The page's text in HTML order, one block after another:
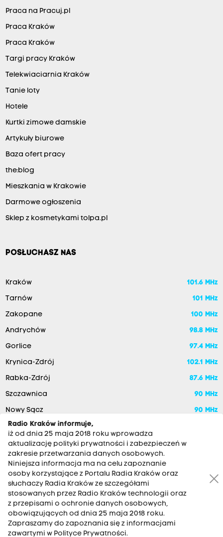
Praca na Pracuj.pl
Praca Kraków
Praca Kraków
Targi pracy Kraków
Telekwiaciarnia Kraków
Tanie loty
Hotele
Kurtki zimowe damskie
Artykuły biurowe
Baza ofert pracy
the:blog
Mieszkania w Krakowie
Darmowe ogłoszenia
Sklep z kosmetykami tolpa.pl
POSŁUCHASZ NAS
Kraków 101.6 MHz
Tarnów 101 MHz
Zakopane 100 MHz
Andrychów 98.8 MHz
Gorlice 97.4 MHz
Krynica-Zdrój 102.1 MHz
Rabka-Zdrój 87.6 MHz
Szczawnica 90 MHz
Nowy Sącz 90 MHz
RADIO KRAKÓW SA. Aleja Juliusza Słowackiego 22, 30-007
Kraków
Antena: 12 200 33 33
Radio Kraków informuje,
iż od dnia 25 maja 2018 roku wprowadza
aktualizację polityki prywatności i zabezpieczeń w
zakresie przetwarzania danych osobowych.
Niniejsza informacja ma na celu zapoznanie
osoby korzystające z Portalu Radia Kraków oraz
słuchaczy Radia Kraków ze szczegółami
stosowanych przez Radio Kraków technologii oraz
z przepisami o ochronie danych osobowych,
obowiązujących od dnia 25 maja 2018 roku.
Zapraszamy do zapoznania się z informacjami
zawartymi w Polityce Prywatności.